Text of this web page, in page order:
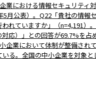
業における情報セキュリティ
5月公表）。Q22「貴社の情報
れていますか」（n=4,191）
応）」との回答が69.7%を占
企業において体制が整備され
る。全国の中小企業を対象と